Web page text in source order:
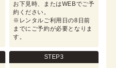
お下見時、またはWEBでご予
約ください。
※レンタルご利用日の8日前
までにご予約が必要となりま
す。
STEP3